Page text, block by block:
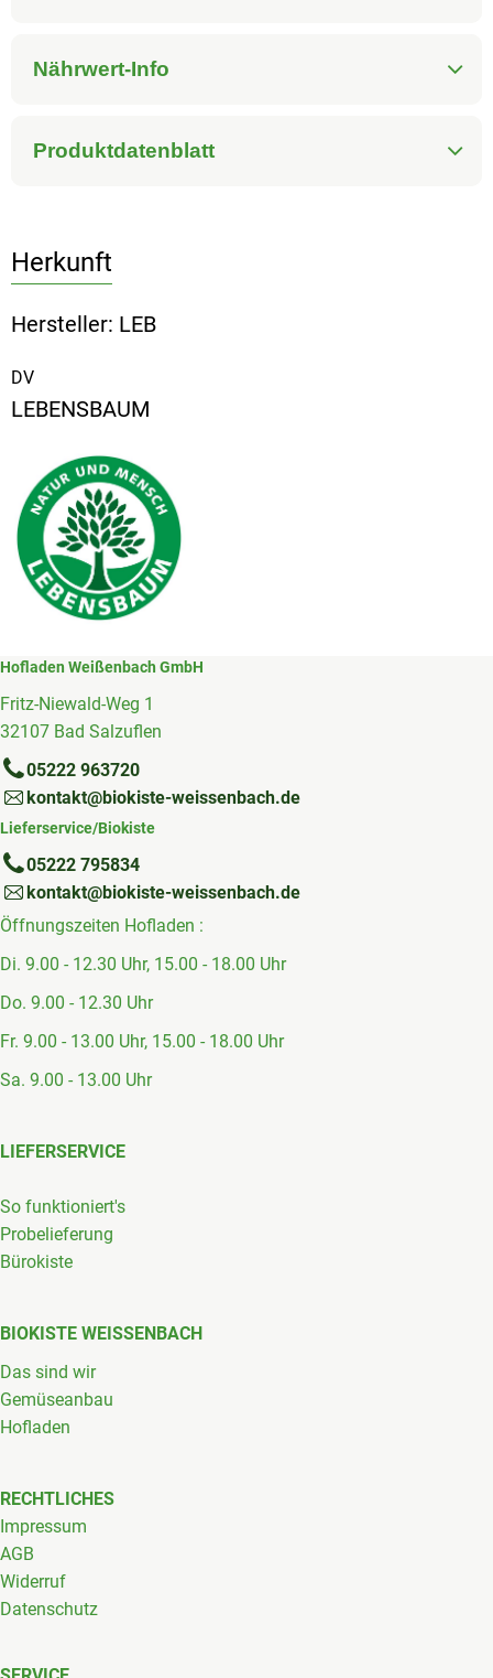
Nährwert-Info
Produktdatenblatt
Herkunft
Hersteller: LEB
DV
LEBENSBAUM
Hofladen Weißenbach GmbH
Fritz-Niewald-Weg 1
32107 Bad Salzuflen
05222 963720
kontakt@biokiste-weissenbach.de
Lieferservice/Biokiste
05222 795834
kontakt@biokiste-weissenbach.de
Öffnungszeiten Hofladen :
Di. 9.00 - 12.30 Uhr, 15.00 - 18.00 Uhr
Do. 9.00 - 12.30 Uhr
Fr. 9.00 - 13.00 Uhr, 15.00 - 18.00 Uhr
Sa. 9.00 - 13.00 Uhr
LIEFERSERVICE
So funktioniert's
Probelieferung
Bürokiste
BIOKISTE WEISSENBACH
Das sind wir
Gemüseanbau
Hofladen
RECHTLICHES
Impressum
AGB
Widerruf
Datenschutz